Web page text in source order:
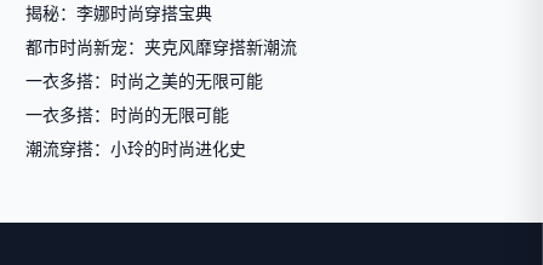
揭秘：李娜时尚穿搭宝典
都市时尚新宠：夹克风靡穿搭新潮流
一衣多搭：时尚之美的无限可能
一衣多搭：时尚的无限可能
潮流穿搭：小玲的时尚进化史